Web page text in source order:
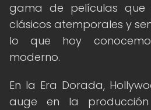
gama de películas que
clásicos atemporales y
lo que hoy
moderno.
En la Era Dorada,
auge en la